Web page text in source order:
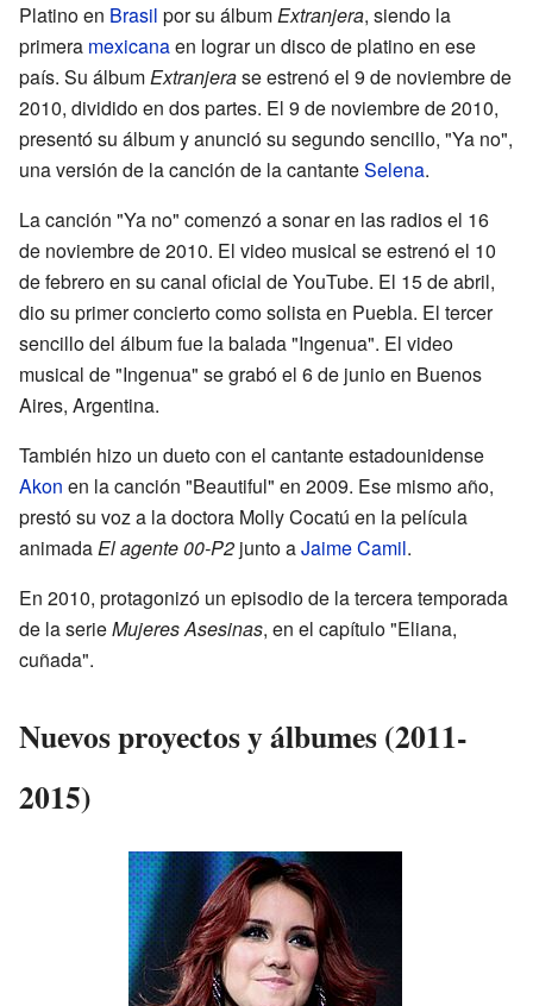
Platino en Brasil por su álbumExtranjera, siendo la
primera mexicanaen lograr un disco de platino en ese
país. Su álbumExtranjerase estrenó el 9 de noviembre de
2010, dividido en dos partes. El 9 de noviembre de 2010,
presentó su álbum y anunció su segundo sencillo, "Ya no",
una versión de la canción de la cantanteSelena.
La canción "Ya no" comenzó a sonar en las radios el 16
de noviembre de 2010. El video musical se estrenó el 10
de febrero en su canal oficial de YouTube. El 15 de abril,
dio su primer concierto como solista en Puebla. El tercer
sencillo del álbum fue la balada "Ingenua". El video
musical de "Ingenua" se grabó el 6 de junio en Buenos
Aires, Argentina.
También hizo un dueto con el cantante estadounidense
Akon en la canción "Beautiful" en 2009. Ese mismo año,
prestó su voz a la doctora Molly Cocatú en la película
animadaEl agente 00-P2 junto aJaime Camil.
En 2010, protagonizó un episodio de la tercera temporada
de la serieMujeres Asesinas, en el capítulo "Eliana,
cuñada".
Nuevos proyectos y álbumes (2011-
2015)